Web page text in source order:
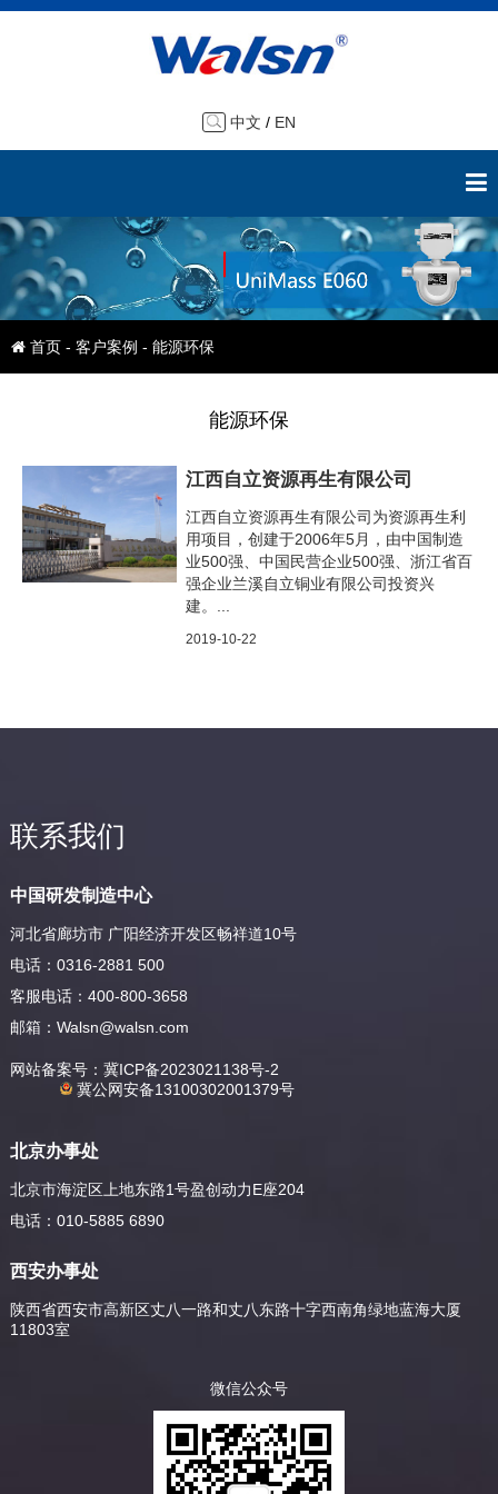
中文 / EN
首页 - 客户案例 - 能源环保
能源环保
江西自立资源再生有限公司
江西自立资源再生有限公司为资源再生利
用项目，创建于2006年5月，由中国制造
业500强、中国民营企业500强、浙江省百
强企业兰溪自立铜业有限公司投资兴
建。...
2019-10-22
联系我们
中国研发制造中心
河北省廊坊市 广阳经济开发区畅祥道10号
电话：0316-2881 500
客服电话：400-800-3658
邮箱： Walsn@walsn.com
网站备案号： 冀ICP备2023021138号-2
冀公网安备13100302001379号
北京办事处
北京市海淀区上地东路1号盈创动力E座204
电话：010-5885 6890
西安办事处
陕西省西安市高新区丈八一路和丈八东路十字西南角绿地蓝海大厦
11803室
微信公众号